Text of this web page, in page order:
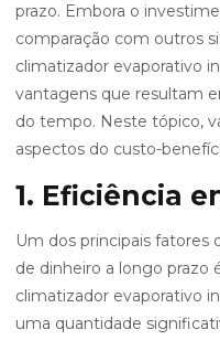
prazo. Embora o
comparação com outros
climatizador evaporativo
vantagens que resultam
do tempo. Neste tópico,
aspectos do custo-
1. Eficiência
Um dos principais fatores
de dinheiro a longo prazo
climatizador evaporativo
uma quantidade